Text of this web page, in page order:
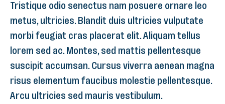
Tristique odio senectus nam posuere ornare leo
metus, ultricies. Blandit duis ultricies vulputate
morbi feugiat cras placerat elit. Aliquam tellus
lorem sed ac. Montes, sed mattis pellentesque
suscipit accumsan. Cursus viverra aenean magna
risus elementum faucibus molestie pellentesque.
Arcu ultricies sed mauris vestibulum.